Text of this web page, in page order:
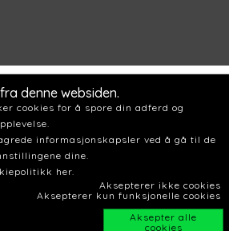
denne websiden.
cookies for å spore din adferd og
informasjonskapsler ved å gå til de
dine.
her.
Aksepterer ikke cookies
Aksepterer kun funksjonelle cookies
Aksepter alle
cookies